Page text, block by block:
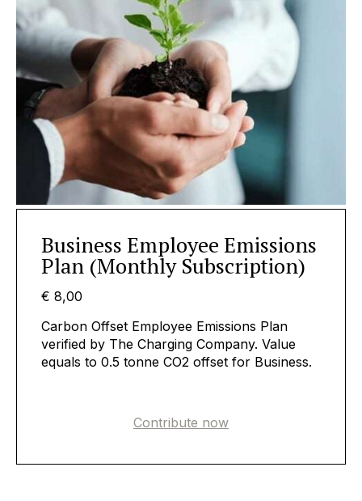
Business Employee Emissions
Plan (Monthly Subscription)
€ 8,00
Carbon Offset Employee Emissions Plan
verified by The Charging Company. Value
equals to 0.5 tonne CO2 offset for Business.
Contribute now